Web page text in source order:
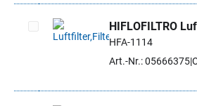
Artikel auswählen
HIFLOFILTRO
HFA-1114
Art.-Nr.: 05666375